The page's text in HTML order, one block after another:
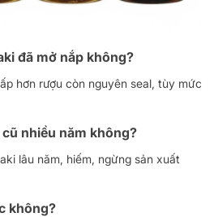
đã mở nắp không?
hơn rượu còn nguyên seal, tùy mức
nhiều năm không?
lâu năm, hiếm, ngừng sản xuất
không?